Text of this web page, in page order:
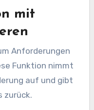
mit
Anforderungen
Funktion nimmt
auf und gibt
zurück.